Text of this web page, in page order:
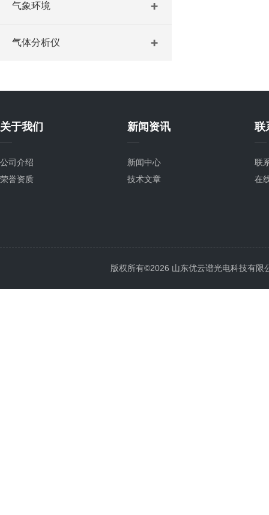
气象环境
气体分析仪
关于我们
公司介绍
荣誉资质
新闻资讯
新闻中心
技术文章
联
联
在
版权所有©2026 山东优云谱光电科技有